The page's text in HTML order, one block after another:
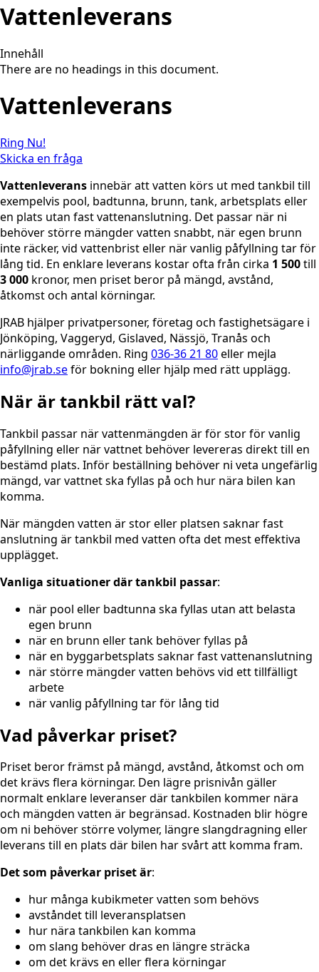
Vattenleverans
Innehåll
There are no headings in this document.
Vattenleverans
Ring Nu!
Skicka en fråga
Vattenleverans innebär att vatten körs ut med tankbil till
exempelvis pool, badtunna, brunn, tank, arbetsplats eller
en plats utan fast vattenanslutning. Det passar när ni
behöver större mängder vatten snabbt, när egen brunn
inte räcker, vid vattenbrist eller när vanlig påfyllning tar för
lång tid. En enklare leverans kostar ofta från cirka 1 500till
3 000 kronor, men priset beror på mängd, avstånd,
åtkomst och antal körningar.
JRAB hjälper privatpersoner, företag och fastighetsägare i
Jönköping, Vaggeryd, Gislaved, Nässjö, Tranås och
närliggande områden. Ring 036-36 21 80eller mejla
info@jrab.seför bokning eller hjälp med rätt upplägg.
När är tankbil rätt val?
Tankbil passar när vattenmängden är för stor för vanlig
påfyllning eller när vattnet behöver levereras direkt till en
bestämd plats. Inför beställning behöver ni veta ungefärlig
mängd, var vattnet ska fyllas på och hur nära bilen kan
komma.
När mängden vatten är stor eller platsen saknar fast
anslutning är tankbil med vatten ofta det mest effektiva
upplägget.
Vanliga situationer där tankbil passar:
när pool eller badtunna ska fyllas utan att belasta
egen brunn
när en brunn eller tank behöver fyllas på
när en byggarbetsplats saknar fast vattenanslutning
när större mängder vatten behövs vid ett tillfälligt
arbete
när vanlig påfyllning tar för lång tid
Vad påverkar priset?
Priset beror främst på mängd, avstånd, åtkomst och om
det krävs flera körningar. Den lägre prisnivån gäller
normalt enklare leveranser där tankbilen kommer nära
och mängden vatten är begränsad. Kostnaden blir högre
om ni behöver större volymer, längre slangdragning eller
leverans till en plats där bilen har svårt att komma fram.
Det som påverkar priset är:
hur många kubikmeter vatten som behövs
avståndet till leveransplatsen
hur nära tankbilen kan komma
om slang behöver dras en längre sträcka
om det krävs en eller flera körningar